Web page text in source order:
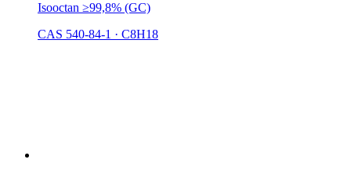
Isooctan ≥99,8% (GC)
CAS 540-84-1 · C8H18